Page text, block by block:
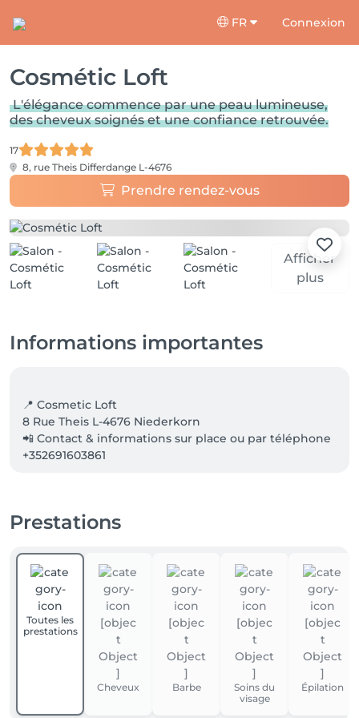
FR Connexion
Cosmétic Loft
L'élégance commence par une peau lumineuse,
des cheveux soignés et une confiance retrouvée.
17
8, rue Theis Differdange L-4676
Prendre rendez-vous
Afficher
plus
Informations importantes
📍 Cosmetic Loft
8 Rue Theis L-4676 Niederkorn
📲 Contact & informations sur place ou par téléphone
Prestations
Toutes les
prestations
Cheveux Barbe
Soins du
visage
Épilation